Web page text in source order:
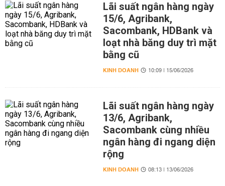
Lãi suất ngân hàng ngày
15/6, Agribank,
Sacombank, HDBank và
loạt nhà băng duy trì mặt
bằng cũ
KINH DOANH 10:09 | 15/06/2026
Lãi suất ngân hàng ngày
13/6, Agribank,
Sacombank cùng nhiều
ngân hàng đi ngang diện
rộng
KINH DOANH 08:13 | 13/06/2026